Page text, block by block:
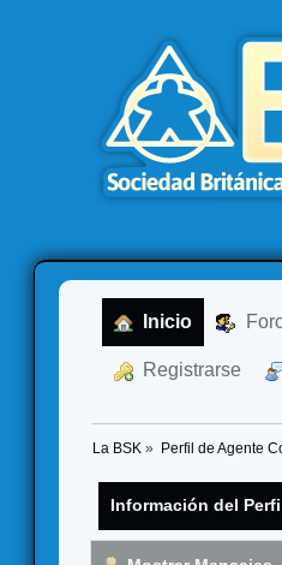
Inicio
Registrarse
La BSK » Perfil de Agente
Información del